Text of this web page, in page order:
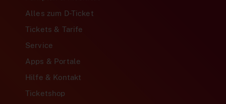
Alles zum D-Ticket
Tickets & Tarife
Service
Apps & Portale
Hilfe & Kontakt
Ticketshop